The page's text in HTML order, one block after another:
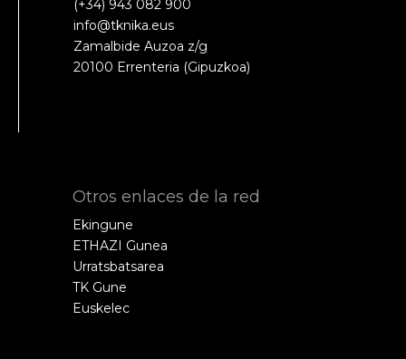
(+34) 943 082 900
info@tknika.eus
Zamalbide Auzoa z/g
20100 Errenteria (Gipuzkoa)
Otros enlaces de la red
Ekingune
ETHAZI Gunea
Urratsbatsarea
TK Gune
Euskelec